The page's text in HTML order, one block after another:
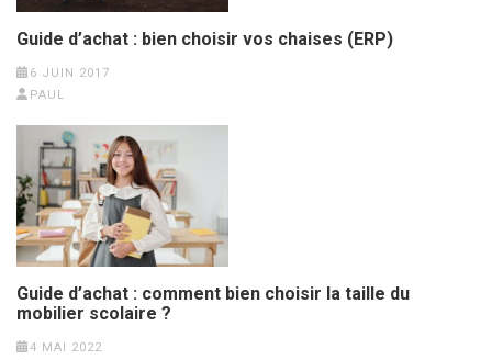
Guide d’achat : bien choisir vos chaises (ERP)
6 JUIN 2017
PAUL
Guide d’achat : comment bien choisir la taille du
mobilier scolaire ?
4 MAI 2022